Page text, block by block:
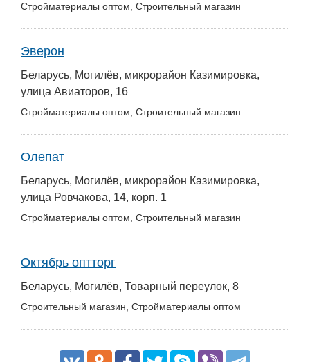
Стройматериалы оптом, Строительный магазин
Эверон
Беларусь, Могилёв, микрорайон Казимировка,
улица Авиаторов, 16
Стройматериалы оптом, Строительный магазин
Олепат
Беларусь, Могилёв, микрорайон Казимировка,
улица Ровчакова, 14, корп. 1
Стройматериалы оптом, Строительный магазин
Октябрь оптторг
Беларусь, Могилёв, Товарный переулок, 8
Строительный магазин, Стройматериалы оптом